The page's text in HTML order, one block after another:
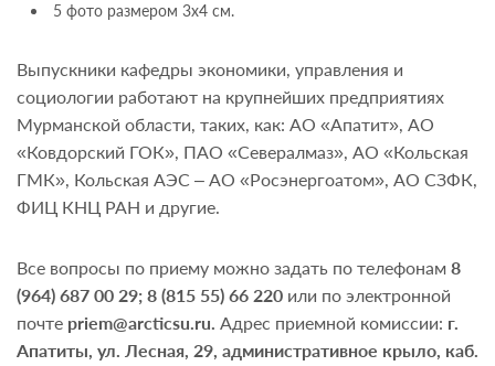
5 фото размером 3х4 см.
Выпускники кафедры экономики, управления и
социологии работают на крупнейших предприятиях
Мурманской области, таких, как: АО «Апатит», АО
«Ковдорский ГОК», ПАО «Севералмаз», АО «Кольская
ГМК», Кольская АЭС – АО «Росэнергоатом», АО СЗФК,
ФИЦ КНЦ РАН и другие.
Все вопросы по приему можно задать по телефонам 8
(964) 687 00 29; 8 (815 55) 66 220 или по электронной
почте priem@arcticsu.ru. Адрес приемной комиссии: г.
Апатиты, ул. Лесная, 29, административное крыло, каб.